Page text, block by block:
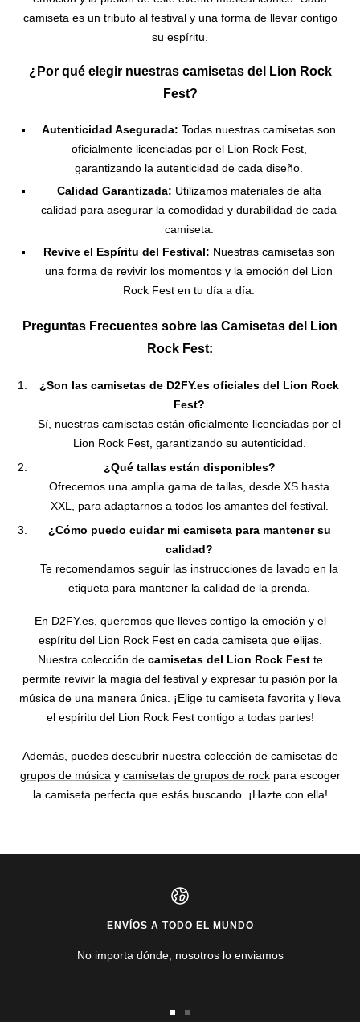
camiseta es un tributo al festival y una forma de llevar contigo
su espíritu.
¿Por qué elegir nuestras camisetas del Lion Rock
Fest?
Autenticidad Asegurada: Todas nuestras camisetas son
oficialmente licenciadas por el Lion Rock Fest,
garantizando la autenticidad de cada diseño.
Calidad Garantizada: Utilizamos materiales de alta
calidad para asegurar la comodidad y durabilidad de cada
camiseta.
Revive el Espíritu del Festival: Nuestras camisetas son
una forma de revivir los momentos y la emoción del Lion
Rock Fest en tu día a día.
Preguntas Frecuentes sobre las Camisetas del Lion
Rock Fest:
¿Son las camisetas de D2FY.es oficiales del Lion Rock
Fest?
Sí, nuestras camisetas están oficialmente licenciadas por el
Lion Rock Fest, garantizando su autenticidad.
¿Qué tallas están disponibles?
Ofrecemos una amplia gama de tallas, desde XS hasta
XXL, para adaptarnos a todos los amantes del festival.
¿Cómo puedo cuidar mi camiseta para mantener su
calidad?
Te recomendamos seguir las instrucciones de lavado en la
etiqueta para mantener la calidad de la prenda.
En D2FY.es, queremos que lleves contigo la emoción y el
espíritu del Lion Rock Fest en cada camiseta que elijas.
Nuestra colección de camisetas del Lion Rock Festte
permite revivir la magia del festival y expresar tu pasión por la
música de una manera única. ¡Elige tu camiseta favorita y lleva
el espíritu del Lion Rock Fest contigo a todas partes!
Además, puedes descubrir nuestra colección de camisetas de
grupos de música y camisetas de grupos de rockpara escoger
la camiseta perfecta que estás buscando. ¡Hazte con ella!
ENVÍOS A TODO EL MUNDO
No importa dónde, nosotros lo enviamos